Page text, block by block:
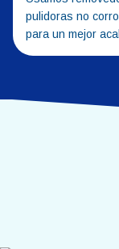
pulidoras no
para un mejor